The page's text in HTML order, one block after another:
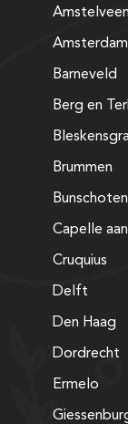
Amstelveen
Amsterdam
Barneveld
Berg en
Brummen
Capelle
Cruquius
Delft
Den Haag
Dordrecht
Ermelo